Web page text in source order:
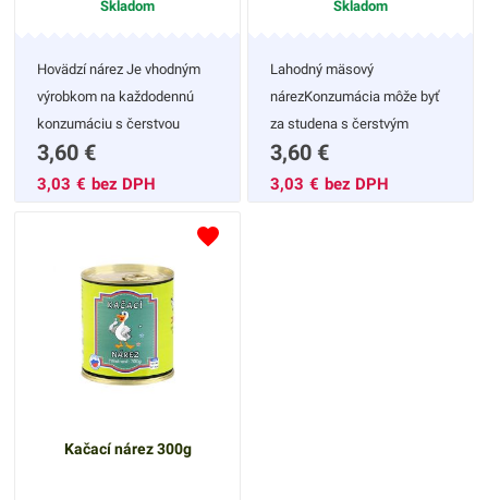
Skladom
Hovädzí nárez Je vhodným
výrobkom na každodennú
konzumáciu s čerstvou
zeleninou.
3,60 €
3,03 € bez DPH
Skladom
Lahodný mäsový
nárezKonzumácia môže byť
za studena s čerstvým
chlebíkom a zeleninou. Ak sa
rozhodnete pre teplú stravu
3,60 €
3,03 € bez DPH
Kačací nárez 300g